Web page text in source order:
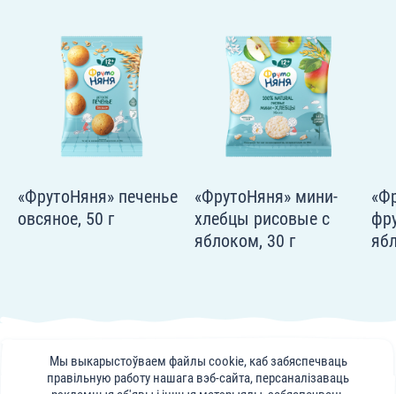
«ФрутоНяня» печенье
овсяное, 50 г
«ФрутоНяня» мини-
хлебцы рисовые с
яблоком, 30 г
© 2025, АТ «Прагрэс»
Публікацыі, парады і відэаматэрыялы на сайце frutonyanya.by носяць
інфарматыўны характар. Кансультацыі спецыялістаў партала носяць
Мы выкарыстоўваем файлы cookie, каб забяспечваць
правільную работу нашага вэб-сайта, персаналізаваць